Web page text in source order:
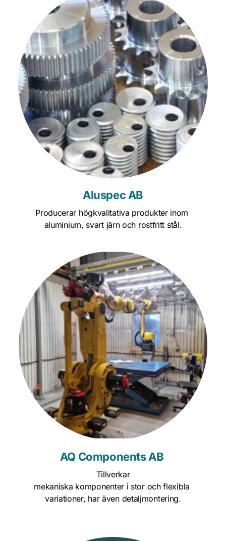
Aluspec AB
Producerar högkvalitativa produkter inom
aluminium, svart järn och rostfritt stål.
AQ Components AB
Tillverkar
mekaniska komponenter i stor och flexibla
variationer, har även detaljmontering.